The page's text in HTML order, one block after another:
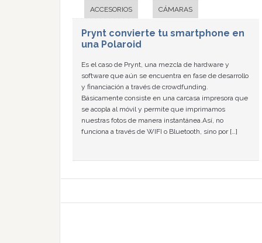
ACCESORIOS CÁMARAS
Prynt convierte tu smartphone en
una Polaroid
Es el caso de Prynt, una mezcla de hardware y
software que aún se encuentra en fase de desarrollo
y financiación a través de crowdfunding.
Básicamente consiste en una carcasa impresora que
se acopla al móvil y permite que imprimamos
nuestras fotos de manera instantánea.Así, no
funciona a través de WIFI o Bluetooth, sino por […]